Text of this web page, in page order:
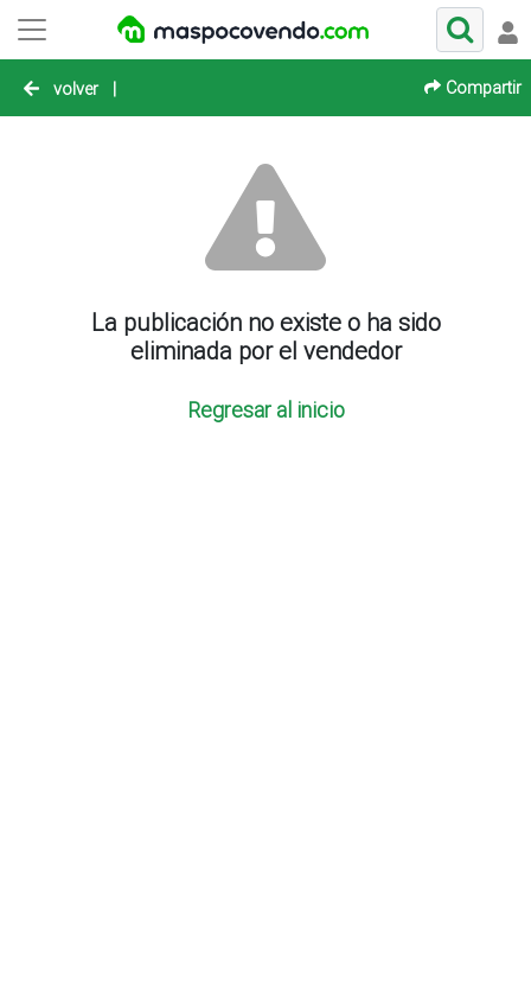
volver | Compartir
La publicación no existe o ha sido
eliminada por el vendedor
Regresar al inicio